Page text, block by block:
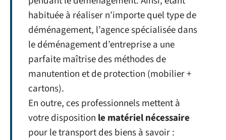
habituée à réaliser n’importe quel type de
déménagement, l’agence spécialisée dans
le déménagement d’entreprise a une
parfaite maîtrise des méthodes de
manutention et de protection (mobilier +
cartons).
En outre, ces professionnels mettent à
votre disposition le matériel nécessaire
pour le transport des biens à savoir :